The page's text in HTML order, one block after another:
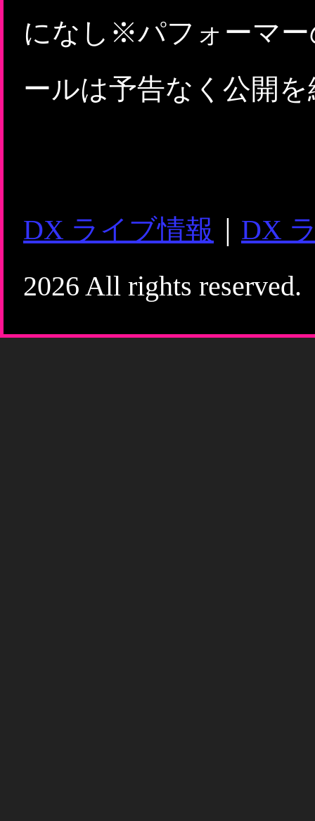
になし※パフォーマー
ールは予告なく公開
DX ライブ情報
DX
2026 All rights reserved.